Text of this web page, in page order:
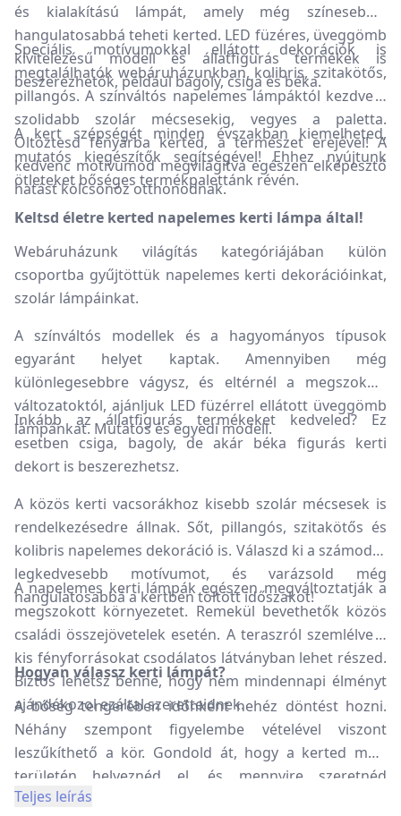
és kialakítású lámpát, amely még színesebbé,
hangulatosabbá teheti kerted. LED füzéres, üveggömb
kivitelezésű modell és állatfigurás termékek is
beszerezhetők, például bagoly, csiga és béka.
Speciális motívumokkal ellátott dekorációk is
megtalálhatók webáruházunkban, kolibris, szitakötős,
pillangós. A színváltós napelemes lámpáktól kezdve a
szolidabb szolár mécsesekig, vegyes a paletta.
Öltöztesd fényárba kerted, a természet erejével! A
kedvenc motívumod megvilágítva egészen elképesztő
hatást kölcsönöz otthonodnak.
A kert szépségét minden évszakban kiemelheted,
mutatós kiegészítők segítségével! Ehhez nyújtunk
ötleteket bőséges termékpalettánk révén.
Keltsd életre kerted napelemes kerti lámpa által!
Webáruházunk világítás kategóriájában külön
csoportba gyűjtöttük napelemes kerti dekorációinkat,
szolár lámpáinkat.
A színváltós modellek és a hagyományos típusok
egyaránt helyet kaptak. Amennyiben még
különlegesebbre vágysz, és eltérnél a megszokott
változatoktól, ajánljuk LED füzérrel ellátott üveggömb
lámpánkat. Mutatós és egyedi modell.
Inkább az állatfigurás termékeket kedveled? Ez
esetben csiga, bagoly, de akár béka figurás kerti
dekort is beszerezhetsz.
A közös kerti vacsorákhoz kisebb szolár mécsesek is
rendelkezésedre állnak. Sőt, pillangós, szitakötős és
kolibris napelemes dekoráció is. Válaszd ki a számodra
legkedvesebb motívumot, és varázsold még
hangulatosabbá a kertben töltött időszakot!
A napelemes kerti lámpák egészen megváltoztatják a
megszokott környezetet. Remekül bevethetők közös
családi összejövetelek esetén. A teraszról szemlélve a
kis fényforrásokat csodálatos látványban lehet részed.
Biztos lehetsz benne, hogy nem mindennapi élményt
ajándékozol ezáltal szeretteidnek.
Hogyan válassz kerti lámpát?
A bőség tengerében időnként nehéz döntést hozni.
Néhány szempont figyelembe vételével viszont
leszűkíthető a kör. Gondold át, hogy a kerted mely
területén helyeznéd el, és mennyire szeretnéd
megvilágítani az adott szakaszt? Ez alapján
Teljes leírás